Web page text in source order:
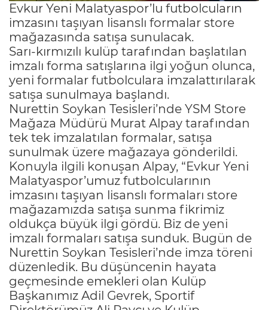
Evkur Yeni Malatyaspor’lu futbolcuların
imzasını taşıyan lisanslı formalar store
mağazasında satışa sunulacak.
Sarı-kırmızılı kulüp tarafından başlatılan
imzalı forma satışlarına ilgi yoğun olunca,
yeni formalar futbolculara imzalattırılarak
satışa sunulmaya başlandı.
Nurettin Soykan Tesisleri’nde YSM Store
Mağaza Müdürü Murat Alpay tarafından
tek tek imzalatılan formalar, satışa
sunulmak üzere mağazaya gönderildi.
Konuyla ilgili konuşan Alpay, “Evkur Yeni
Malatyaspor’umuz futbolcularının
imzasını taşıyan lisanslı formaları store
mağazamızda satışa sunma fikrimiz
oldukça büyük ilgi gördü. Biz de yeni
imzalı formaları satışa sunduk. Bugün de
Nurettin Soykan Tesisleri’nde imza töreni
düzenledik. Bu düşüncenin hayata
geçmesinde emekleri olan Kulüp
Başkanımız Adil Gevrek, Sportif